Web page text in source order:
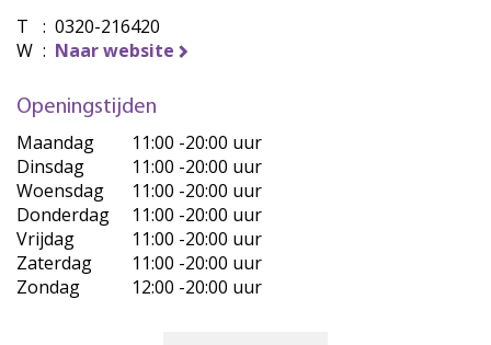
T : 0320-216420
W : Naar website
Openingstijden
Maandag
11:00 -20:00 uur
Dinsdag
11:00 -20:00 uur
Woensdag
11:00 -20:00 uur
Donderdag
11:00 -20:00 uur
Vrijdag
11:00 -20:00 uur
Zaterdag
11:00 -20:00 uur
Zondag
12:00 -20:00 uur